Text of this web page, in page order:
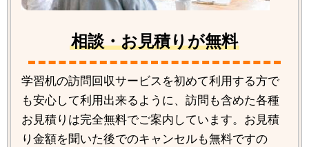
相談・お見積りが無料
学習机の訪問回収サービスを初めて利用する方で
も安心して利用出来るように、訪問も含めた各種
お見積りは完全無料でご案内しています。お見積
り金額を聞いた後でのキャンセルも無料ですの